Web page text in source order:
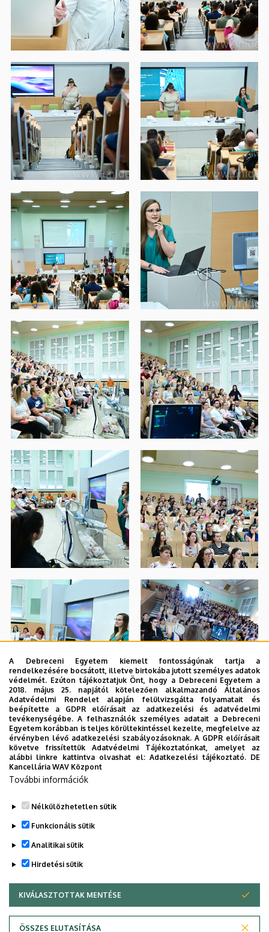
Adatvédelem
A Debreceni Egyetem kiemelt fontosságúnak tartja a
rendelkezésére bocsátott, illetve birtokába jutott személyes adatok
védelmét. Ezúton tájékoztatjuk Önt, hogy a Debreceni Egyetem a
2018. május 25. napjától kötelezően alkalmazandó Általános
Adatvédelmi Rendelet alapján felülvizsgálta folyamatait és
beépítette a GDPR előírásait az adatkezelési és adatvédelmi
tevékenységébe. A felhasználók személyes adatait a Debreceni
Egyetem korábban is teljes körültekintéssel kezelte, megfelelve az
érvényben lévő adatkezelési szabályozásoknak. A GDPR előírásait
követve frissítettük Adatvédelmi Tájékoztatónkat, amelyet az
alábbi linkre kattintva olvashat el:Adatkezelési tájékoztató. DE
Kancellária WAV Központ
További információk
Nélkülözhetetlen sütik
Funkcionális sütik
Analitikai sütik
Hirdetési sütik
KIVÁLASZTOTTAK MENTÉSE
ÖSSZES ELUTASÍTÁSA
WITHDRAW CONSENT